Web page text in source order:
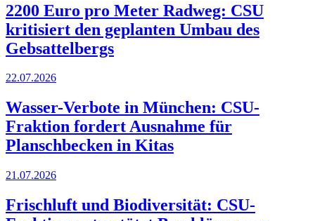
2200 Euro pro Meter Radweg: CSU
kritisiert den geplanten Umbau des
Gebsattelbergs
22.07.2026
Wasser-Verbote in München: CSU-
Fraktion fordert Ausnahme für
Planschbecken in Kitas
21.07.2026
Frischluft und Biodiversität: CSU-